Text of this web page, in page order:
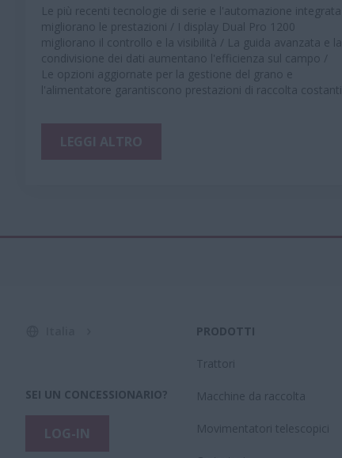
Le più recenti tecnologie di serie e l'automazione integrata
migliorano le prestazioni / I display Dual Pro 1200
migliorano il controllo e la visibilità / La guida avanzata e la
condivisione dei dati aumentano l'efficienza sul campo /
Le opzioni aggiornate per la gestione del grano e
l'alimentatore garantiscono prestazioni di raccolta costanti
SEI UN CONCESSIONARIO?
PRODOTTI
Trattori
Macchine da raccolta
Movimentatori telescopici